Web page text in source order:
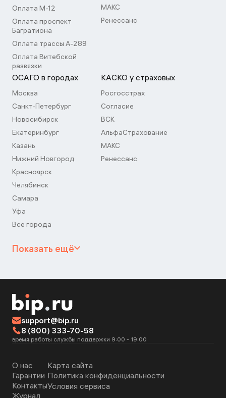
Оплата М-12
Оплата проспект
Багратиона
Оплата трассы А-289
Оплата Витебской
развязки
МАКС
Ренессанс
ОСАГО в городах
Москва
Санкт-Петербург
Новосибирск
Екатеринбург
Казань
Нижний Новгород
Красноярск
Челябинск
Самара
Уфа
Все города
КАСКО у страховых
Росгосстрах
Согласие
ВСК
АльфаСтрахование
МАКС
Ренессанс
Показать ещё
support@bip.ru
8 (800) 333-70-58
время работы службы поддержки 9:00 - 19:00
О нас
Гарантии
Контакты
Журнал
Карта сайта
Политика конфиденциальности
Условия сервиса